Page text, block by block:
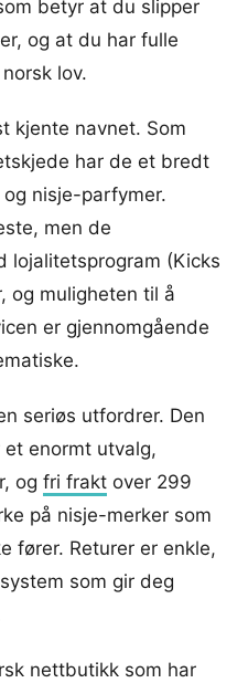
betyr at du slipper
og at du har fulle
lov.
kjente navnet. Som
har de et bredt
nisje-parfymer.
men de
lojalitetsprogram (Kicks
og muligheten til å
er gjennomgående
seriøs utfordrer. Den
enormt utvalg,
og fri frakt over 299
på nisje-merker som
fører. Returer er enkle,
som gir deg
nettbutikk som har